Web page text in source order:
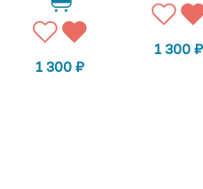
1 300 ₽
1 300 ₽